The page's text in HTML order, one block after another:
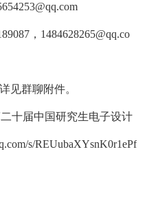
， 1484628265@qq.co
见群聊附件。
十届中国研究生电子设计
s/REUubaXYsnK0r1ePf